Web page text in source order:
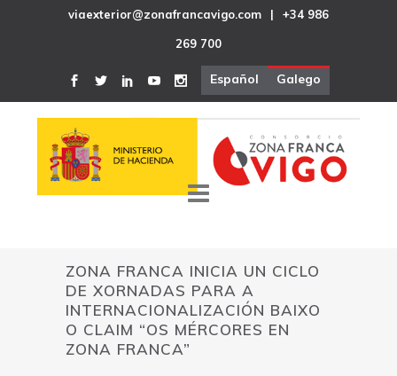
viaexterior@zonafrancavigo.com | +34 986
269 700
Español Galego
ZONA FRANCA INICIA UN CICLO
DE XORNADAS PARA A
INTERNACIONALIZACIÓN BAIXO
O CLAIM “OS MÉRCORES EN
ZONA FRANCA”